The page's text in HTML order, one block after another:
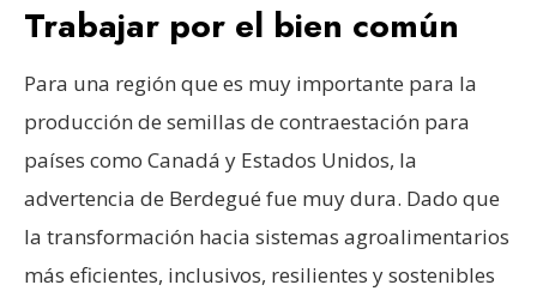
Trabajar por el bien común
Para una región que es muy importante para la
producción de semillas de contraestación para
países como Canadá y Estados Unidos, la
advertencia de Berdegué fue muy dura. Dado que
la transformación hacia sistemas agroalimentarios
más eficientes, inclusivos, resilientes y sostenibles